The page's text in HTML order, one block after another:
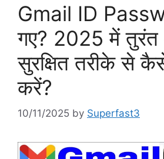
Gmail ID
गए? 2025 में
सुरक्षित तरीके से
करें?
10/11/2025 by Superfast3